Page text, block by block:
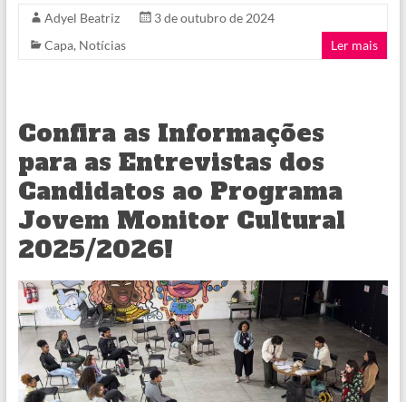
Adyel Beatriz
3 de outubro de 2024
Capa, Notícias Ler mais
Confira as Informações
para as Entrevistas dos
Candidatos ao Programa
Jovem Monitor Cultural
2025/2026!